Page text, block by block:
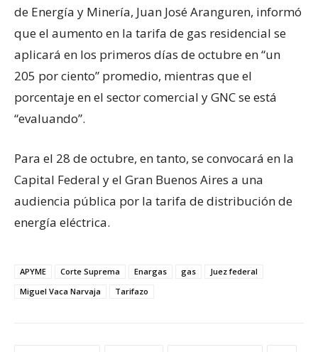
de Energía y Minería, Juan José Aranguren, informó
que el aumento en la tarifa de gas residencial se
aplicará en los primeros días de octubre en “un
205 por ciento” promedio, mientras que el
porcentaje en el sector comercial y GNC se está
“evaluando”.
Para el 28 de octubre, en tanto, se convocará en la
Capital Federal y el Gran Buenos Aires a una
audiencia pública por la tarifa de distribución de
energía eléctrica.
APYME Corte Suprema Enargas gas
Juez federal
Miguel Vaca Narvaja
Tarifazo